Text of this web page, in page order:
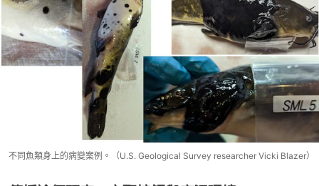
不同魚類身上的病變案例。（U.S. Geological Survey researcher Vicki Blazer）